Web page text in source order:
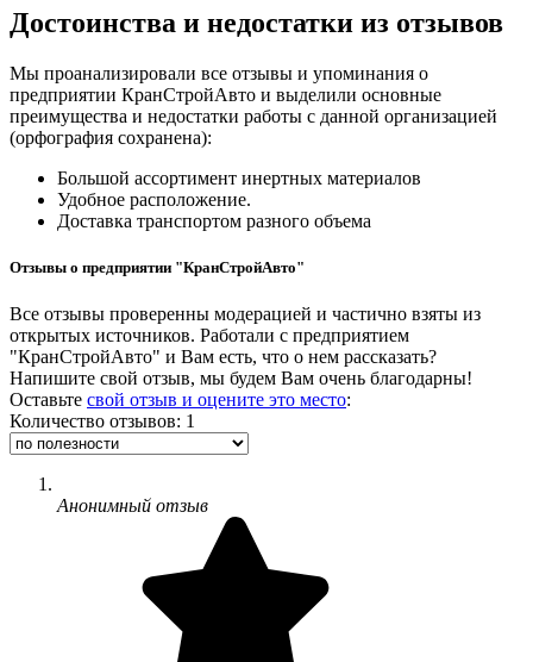
Достоинства и недостатки из отзывов
Мы проанализировали все отзывы и упоминания о
предприятии КранСтройАвто и выделили основные
преимущества и недостатки работы с данной организацией
(орфография сохранена):
Большой ассортимент инертных материалов
Удобное расположение.
Доставка транспортом разного объема
Отзывы о предприятии "КранСтройАвто"
Все отзывы проверенны модерацией и частично взяты из
открытых источников. Работали с предприятием
"КранСтройАвто" и Вам есть, что о нем рассказать?
Напишите свой отзыв, мы будем Вам очень благодарны!
Оставьте свой отзыв и оцените это место:
Количество отзывов: 1
Анонимный отзыв